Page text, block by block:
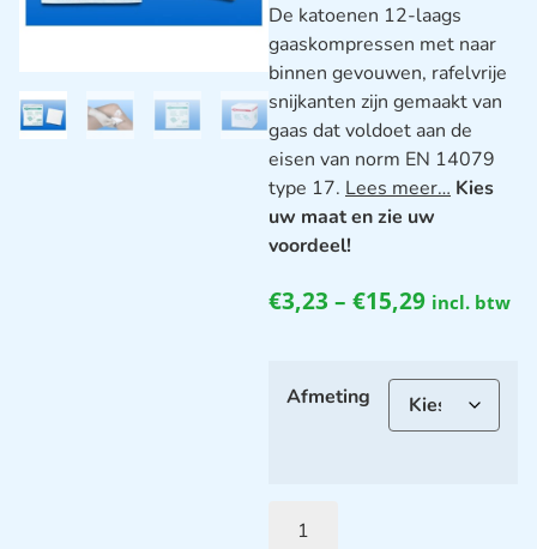
De katoenen 12-laags
gaaskompressen met naar
binnen gevouwen, rafelvrije
snijkanten zijn gemaakt van
gaas dat voldoet aan de
eisen van norm EN 14079
type 17. Lees meer… Kies
uw maat en zie uw
voordeel!
€3,23 – €15,29 incl. btw
Afmeting